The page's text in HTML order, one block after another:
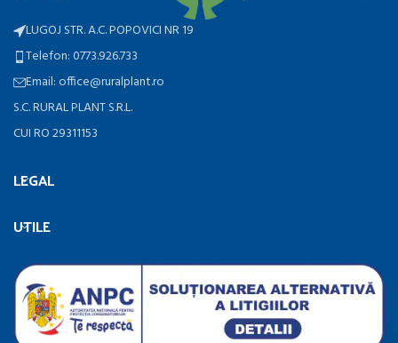
LUGOJ STR. A.C. POPOVICI NR 19
Telefon: 0773.926.733
Email: office@ruralplant.ro
S.C. RURAL PLANT S.R.L.
CUI RO 29311153
LEGAL
UTILE